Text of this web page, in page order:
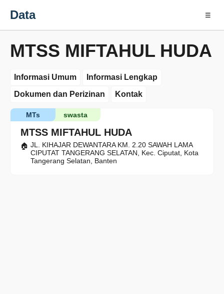
Data ☰
MTSS MIFTAHUL HUDA
Informasi Umum
Informasi Lengkap
Dokumen dan Perizinan
Kontak
MTSS MIFTAHUL HUDA
swasta
MTs
JL. KIHAJAR DEWANTARA KM. 2.20 SAWAH LAMA
CIPUTAT TANGERANG SELATAN, Kec. Ciputat, Kota
Tangerang Selatan, Banten